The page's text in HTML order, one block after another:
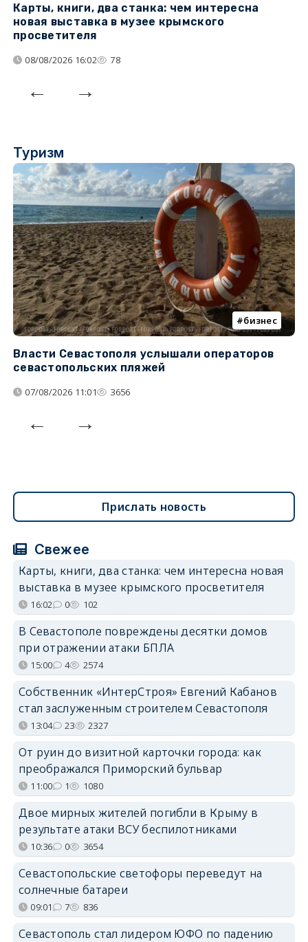
Карты, книги, два станка: чем интересна
новая выставка в музее крымского
просветителя
08/08/2026 16:02 78
Туризм
бизнес
Власти Севастополя услышали операторов
севастопольских пляжей
07/08/2026 11:01 3656
Прислать новость
Свежее
Карты, книги, два станка: чем интересна новая
выставка в музее крымского просветителя
16:02 0 102
В Севастополе повреждены десятки домов
при отражении атаки БПЛА
15:00 4 2574
Собственник «ИнтерСтроя» Евгений Кабанов
стал заслуженным строителем Севастополя
13:04 23 2327
От руин до визитной карточки города: как
преображался Приморский бульвар
11:00 1 1080
Двое мирных жителей погибли в Крыму в
результате атаки ВСУ беспилотниками
10:36 0 3654
Севастопольские светофоры переведут на
солнечные батареи
09:01 7 836
Севастополь стал лидером ЮФО по падению